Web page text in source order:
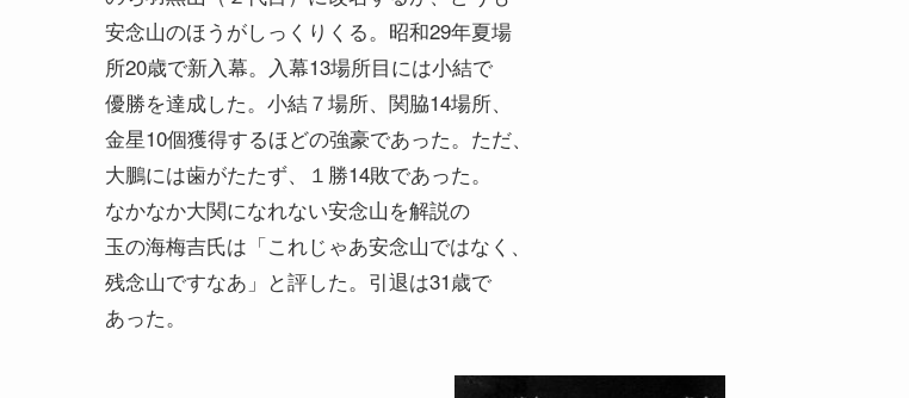
安念山のほうがしっくりくる。昭和29年夏場
所20歳で新入幕。入幕13場所目には小結で
優勝を達成した。小結７場所、関脇14場所、
金星10個獲得するほどの強豪であった。ただ、
大鵬には歯がたたず、１勝14敗であった。
なかなか大関になれない安念山を解説の
玉の海梅吉氏は「これじゃあ安念山ではなく、
残念山ですなあ」と評した。引退は31歳で
あった。